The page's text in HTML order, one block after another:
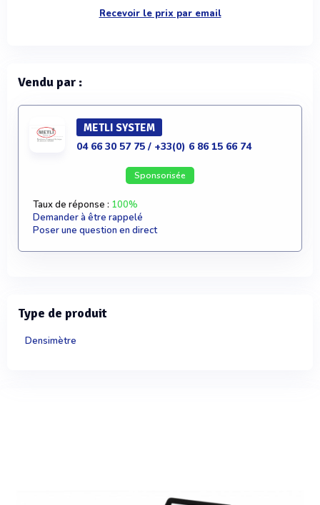
Recevoir le prix par email
Vendu par :
METLI SYSTEM
04 66 30 57 75 / +33(0) 6 86 15 66 74
Sponsorisée
Taux de réponse : 100%
Demander à être rappelé
Poser une question en direct
Type de produit
Densimètre